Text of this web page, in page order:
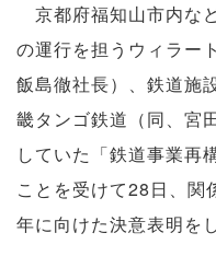
京都府福知山市内な
の運行を担うウィラー
飯島徹社長）、鉄道施
畿タンゴ鉄道（同、宮
していた「鉄道事業再
ことを受けて28日、関
年に向けた決意表明をし